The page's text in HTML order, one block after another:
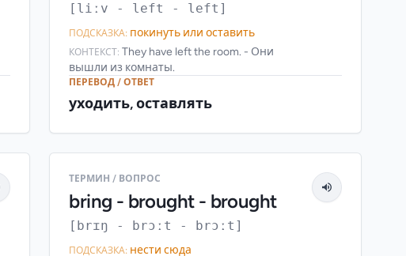
[liːv - left - left]
ПОДСКАЗКА: покинуть или оставить
КОНТЕКСТ: They have left the room. - Они
вышли из комнаты.
ПЕРЕВОД / ОТВЕТ
уходить, оставлять
ТЕРМИН / ВОПРОС
bring - brought - brought
[brɪŋ - brɔːt - brɔːt]
ПОДСКАЗКА: нести сюда